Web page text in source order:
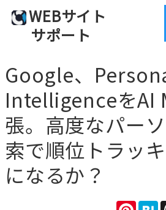
WEBサイト
サポート
Google、
IntelligenceをAI
張。高度なパー
索で順位トラッ
になるか？